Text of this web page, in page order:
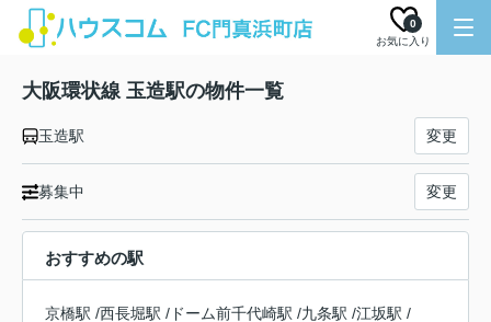
お気に入り
0
大阪環状線 玉造駅の物件一覧
玉造駅 変更
募集中 変更
おすすめの駅
京橋駅 /西長堀駅 / ドーム前千代崎駅 /九条駅 /江坂駅 /